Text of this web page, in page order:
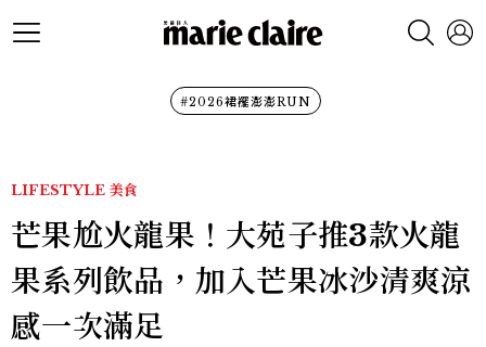
#2026裙襬澎澎RUN
LIFESTYLE 美食
芒果尬火龍果！大苑子推3款火龍
果系列飲品，加入芒果冰沙清爽涼
感一次滿足